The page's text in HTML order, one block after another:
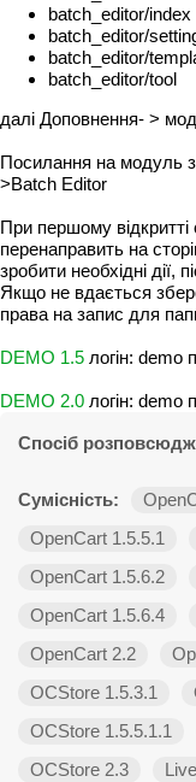
batch_editor/index
batch_editor/
batch_editor/
batch_editor/tool
далі Доповнення- >
Посилання на модуль
>Batch Editor
При першому відкритті
перенаправить на
зробити необхідні дії,
Якщо не вдається
права на запис для
DEMO 1.5 логін: demo
DEMO 2.0 логін: demo
Спосіб
Сумісність:
OpenCart 1.5.5.1
OpenCart 1.5.6.2
OpenCart 1.5.6.4
OpenCart 2.2
OCStore 1.5.3.1
OCStore 1.5.5.1.1
OCStore 2.3